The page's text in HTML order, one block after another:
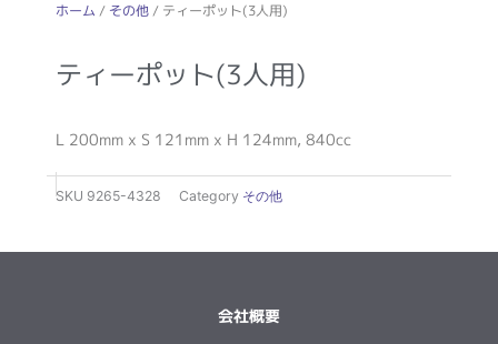
ホーム / その他/ ティーポット(3人用)
ティーポット(3人用)
L 200mm x S 121mm x H 124mm, 840cc
SKU 9265-4328 Category その他
会社概要